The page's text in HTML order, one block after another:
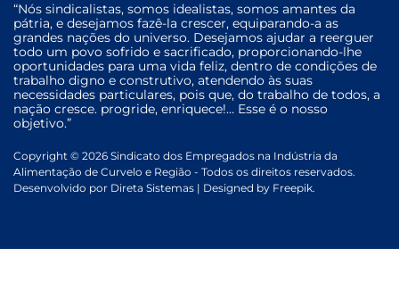
“Nós sindicalistas, somos idealistas, somos amantes da
pátria, e desejamos fazê-la crescer, equiparando-a as
grandes nações do universo. Desejamos ajudar a reerguer
todo um povo sofrido e sacrificado, proporcionando-lhe
oportunidades para uma vida feliz, dentro de condições de
trabalho digno e construtivo, atendendo às suas
necessidades particulares, pois que, do trabalho de todos, a
nação cresce. progride, enriquece!… Esse é o nosso
objetivo.”
Copyright © 2026 Sindicato dos Empregados na Indústria da
Alimentação de Curvelo e Região - Todos os direitos reservados.
Desenvolvido por Direta Sistemas | Designed by Freepik.